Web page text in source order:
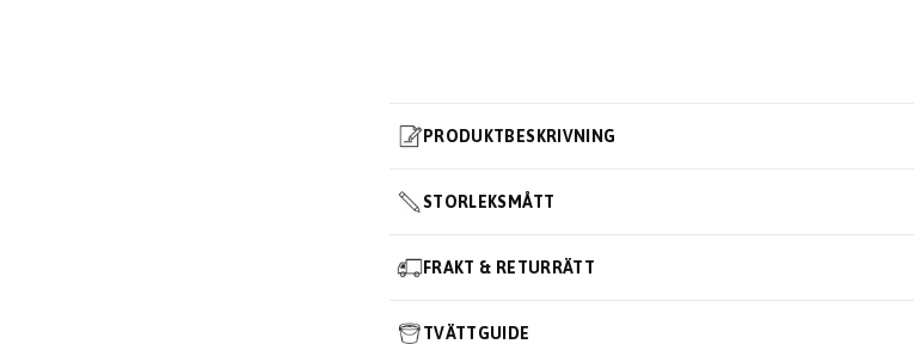
PRODUKTBESKRIVNING
STORLEKSMÅTT
FRAKT & RETURRÄTT
TVÄTTGUIDE